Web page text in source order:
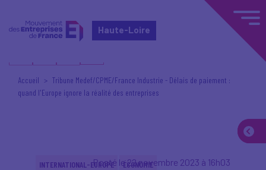
Haute-Loire
Accueil
Tribune Medef/CPME/France Industrie - Délais de paiement :
quand l'Europe ignore la réalité des entreprises
Posté le 22 novembre 2023 à 16h03
INTERNATIONAL-EUROPE ÉCONOMIE